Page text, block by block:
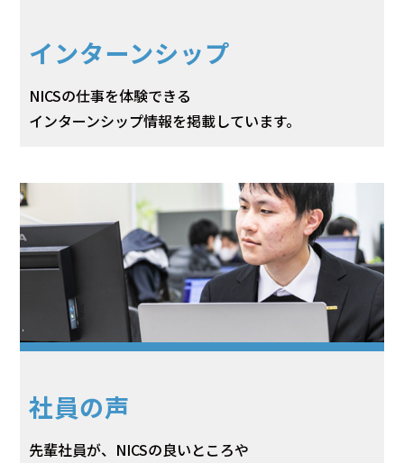
インターンシップ
NICSの仕事を体験できる
インターンシップ情報を掲載しています。
社員の声
先輩社員が、NICSの良いところや